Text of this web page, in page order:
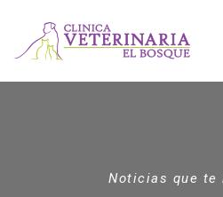
Noticias que te